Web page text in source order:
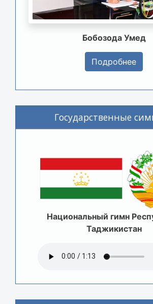
Бобозода Умед
Подробнее
Государственные
Национальный гимн
Таджикистан